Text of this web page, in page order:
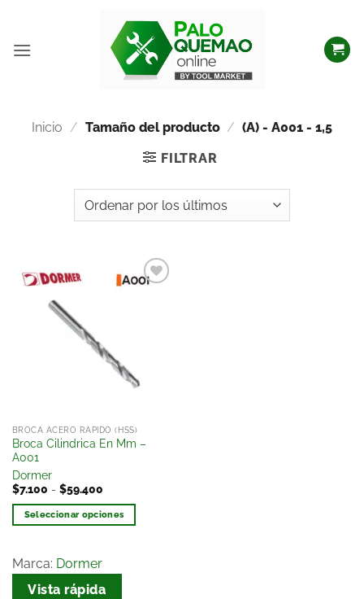
Inicio / Tamaño del producto / (A) - A001 - 1,5
FILTRAR
BROCA ACERO RAPIDO (HSS)
Broca Cilindrica En Mm –
A001
Dormer
$7.100 - $59.400
Seleccionar opciones
Marca: Dormer
Vista rápida